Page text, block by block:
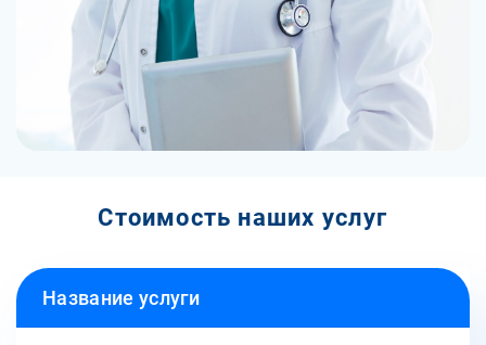
Стоимость наших услуг
Название услуги